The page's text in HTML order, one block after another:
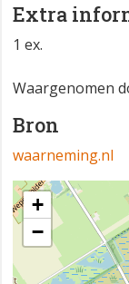
Extra
1 ex.
Waargenomen
Bron
waarneming.nl
+
−